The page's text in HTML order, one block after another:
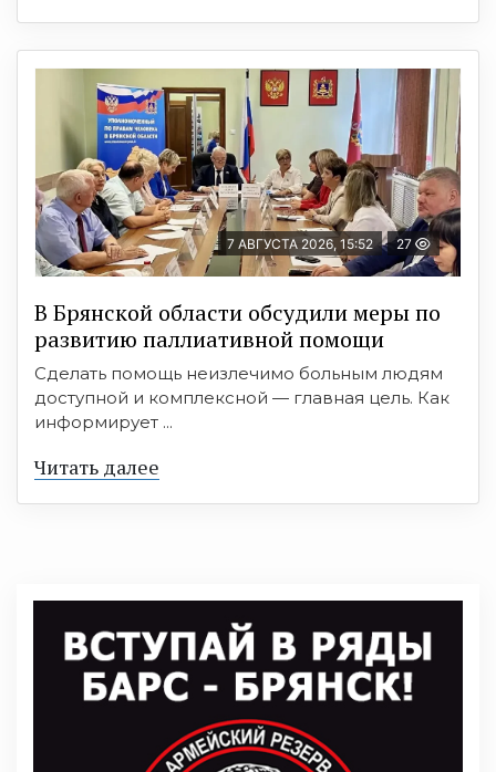
7 АВГУСТА 2026, 15:52 27
В Брянской области обсудили меры по
развитию паллиативной помощи
Сделать помощь неизлечимо больным людям
доступной и комплексной — главная цель. Как
информирует ...
Читать далее